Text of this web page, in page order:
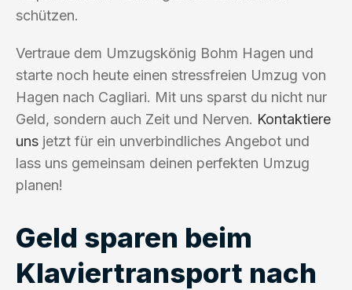
schützen.
Vertraue dem Umzugskönig Bohm Hagen und
starte noch heute einen stressfreien Umzug von
Hagen nach Cagliari. Mit uns sparst du nicht nur
Geld, sondern auch Zeit und Nerven. Kontaktiere
uns jetzt für ein unverbindliches Angebot und
lass uns gemeinsam deinen perfekten Umzug
planen!
Geld sparen beim
Klaviertransport nach